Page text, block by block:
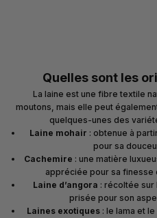
Quelles sont les
La laine est une fibre textile
moutons, mais elle peut
quelques-unes des
Laine mohair : obtenue à
pour sa
Cachemire : une matière
appréciée pour sa
Laine d’angora : récoltée sur
prisée pour son
Laines exotiques : le lama et